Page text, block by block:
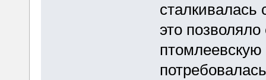
это
птомлеевскую